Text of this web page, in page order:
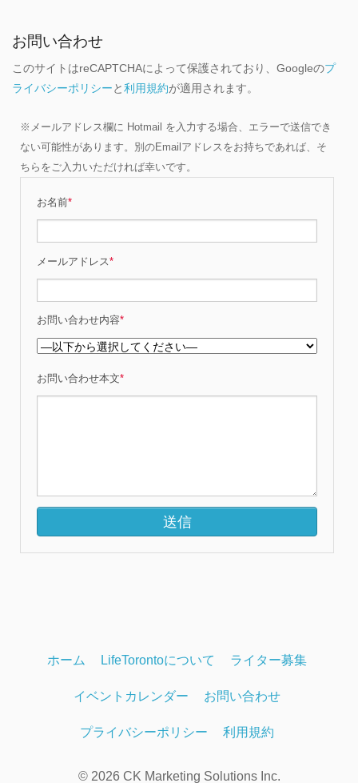
お問い合わせ
このサイトはreCAPTCHAによって保護されており、Googleのプ
ライバシーポリシーと利用規約が適用されます。
※メールアドレス欄に Hotmail を入力する場合、エラーで送信でき
ない可能性があります。別のEmailアドレスをお持ちであれば、そ
ちらをご入力いただければ幸いです。
お名前*
メールアドレス*
お問い合わせ内容*
お問い合わせ本文*
ホーム LifeTorontoについて ライター募集
イベントカレンダー お問い合わせ
プライバシーポリシー 利用規約
© 2026 CK Marketing Solutions Inc.